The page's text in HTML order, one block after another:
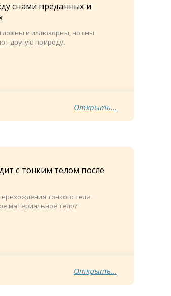
снами преданных и
ложны и иллюзорны, но сны
другую природу.
Открыть...
с тонким телом после
тонкого тела
материальное тело?
Открыть...